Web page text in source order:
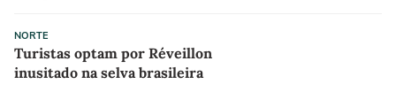
NORTE
Turistas optam por Réveillon
inusitado na selva brasileira